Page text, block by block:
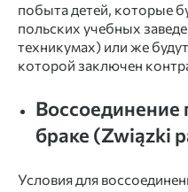
побыта детей, которые
польских учебных
техникумах) или же
которой заключен
браке (Związki
Условия для